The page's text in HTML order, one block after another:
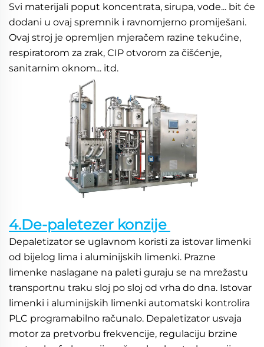
Svi materijali poput koncentrata, sirupa, vode... bit će
dodani u ovaj spremnik i ravnomjerno promiješani.
Ovaj stroj je opremljen mjeračem razine tekućine,
respiratorom za zrak, CIP otvorom za čišćenje,
sanitarnim oknom... itd.
4.De-paletezer konzije
Depaletizator se uglavnom koristi za istovar limenki
od bijelog lima i aluminijskih limenki. Prazne
limenke naslagane na paleti guraju se na mrežastu
transportnu traku sloj po sloj od vrha do dna. Istovar
limenki i aluminijskih limenki automatski kontrolira
PLC programabilno računalo. Depaletizator usvaja
motor za pretvorbu frekvencije, regulaciju brzine